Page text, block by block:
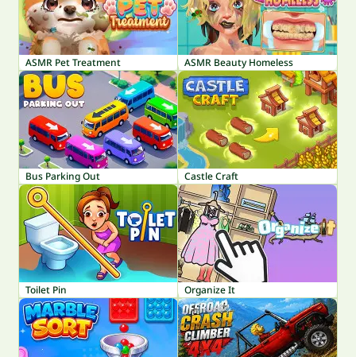
ASMR Pet Treatment ASMR Beauty Homeless
Bus Parking Out Castle Craft
Toilet Pin Organize It